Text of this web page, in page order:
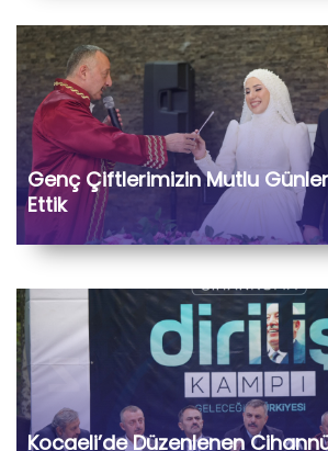
Genç Çiftlerimizin Mutlu
Ettik
Kocaeli’de Düzenlenen